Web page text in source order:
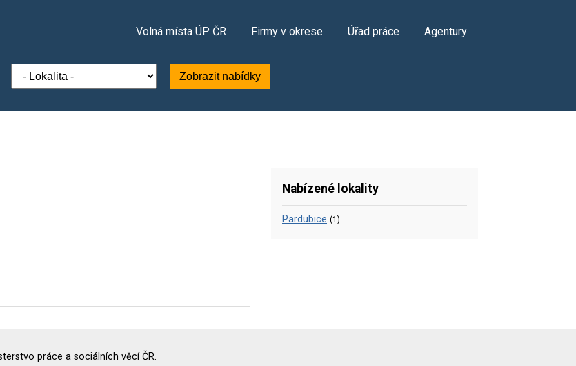
Volná místa ÚP ČR Firmy v okrese Úřad práce Agentury
Zobrazit nabídky
Nabízené lokality
Pardubice (1)
práce a sociálních věcí ČR.